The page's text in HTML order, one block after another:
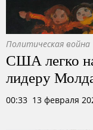
Политическая война
США легко
лидеру
00:33 13 февраля